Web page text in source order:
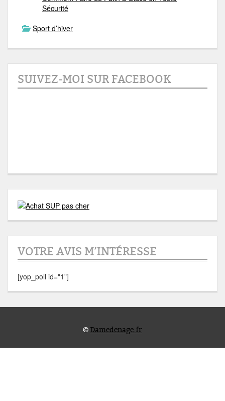
Sécurité
Sport d’hiver
SUIVEZ-MOI SUR FACEBOOK
VOTRE AVIS M’INTÉRESSE
[yop_poll id="1"]
© Damedenage.fr